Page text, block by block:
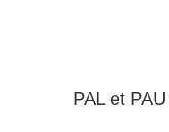
PAL et PAU